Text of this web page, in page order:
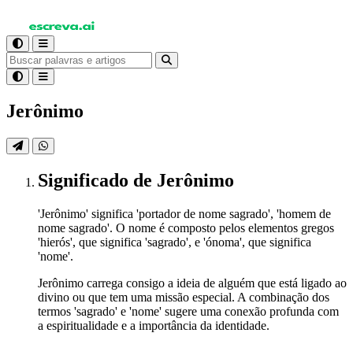
Jerônimo
Significado de Jerônimo
'Jerônimo' significa 'portador de nome sagrado', 'homem de
nome sagrado'. O nome é composto pelos elementos gregos
'hierós', que significa 'sagrado', e 'ónoma', que significa
'nome'.
Jerônimo carrega consigo a ideia de alguém que está ligado ao
divino ou que tem uma missão especial. A combinação dos
termos 'sagrado' e 'nome' sugere uma conexão profunda com
a espiritualidade e a importância da identidade.